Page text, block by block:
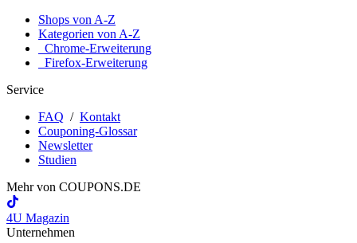
Shops von A-Z
Kategorien von A-Z
Chrome-Erweiterung
Firefox-Erweiterung
Service
FAQ / Kontakt
Couponing-Glossar
Newsletter
Studien
Mehr von COUPONS.DE
4U Magazin
Unternehmen